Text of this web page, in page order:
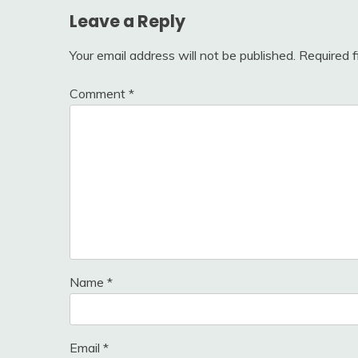
Leave a Reply
Your email address will not be published. Required
Comment *
Name *
Email *